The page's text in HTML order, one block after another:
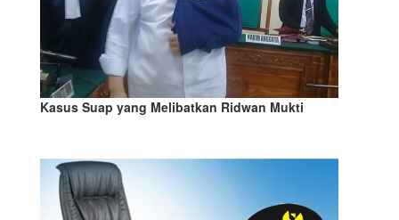
Kasus Suap yang Melibatkan Ridwan Mukti